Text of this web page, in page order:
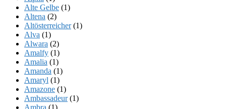
Alte Gelbe (1)
Altena (2)
Altösterreicher(1)
Alva (1)
Alwara (2)
Amalfy (1)
Amalia (1)
Amanda (1)
Amaryl (1)
Amazone (1)
Ambassadeur(1)
Ambra (1)